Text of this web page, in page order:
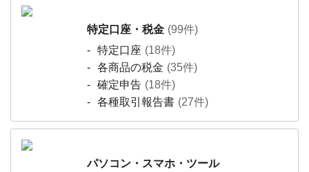
特定口座・税金 (99件)
特定口座 (18件)
各商品の税金 (35件)
確定申告 (18件)
各種取引報告書 (27件)
パソコン・スマホ・ツール